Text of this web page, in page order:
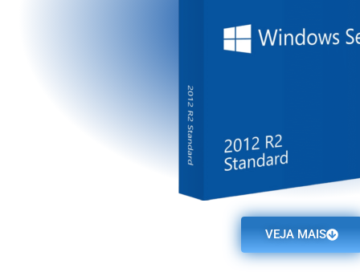
VEJA MAIS